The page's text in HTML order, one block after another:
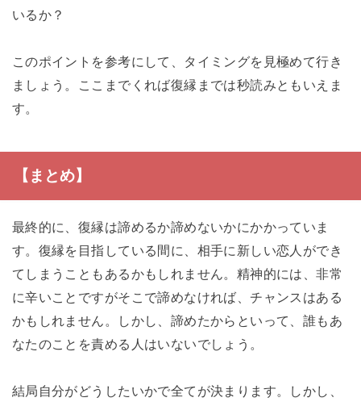
いるか？
このポイントを参考にして、タイミングを見極めて行き
ましょう。ここまでくれば復縁までは秒読みともいえま
す。
【まとめ】
最終的に、復縁は諦めるか諦めないかにかかっていま
す。復縁を目指している間に、相手に新しい恋人ができ
てしまうこともあるかもしれません。精神的には、非常
に辛いことですがそこで諦めなければ、チャンスはある
かもしれません。しかし、諦めたからといって、誰もあ
なたのことを責める人はいないでしょう。
結局自分がどうしたいかで全てが決まります。しかし、